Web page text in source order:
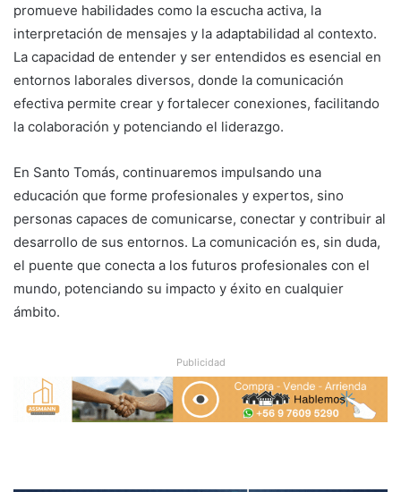
promueve habilidades como la escucha activa, la
interpretación de mensajes y la adaptabilidad al contexto.
La capacidad de entender y ser entendidos es esencial en
entornos laborales diversos, donde la comunicación
efectiva permite crear y fortalecer conexiones, facilitando
la colaboración y potenciando el liderazgo.
En Santo Tomás, continuaremos impulsando una
educación que forme profesionales y expertos, sino
personas capaces de comunicarse, conectar y contribuir al
desarrollo de sus entornos. La comunicación es, sin duda,
el puente que conecta a los futuros profesionales con el
mundo, potenciando su impacto y éxito en cualquier
ámbito.
Publicidad